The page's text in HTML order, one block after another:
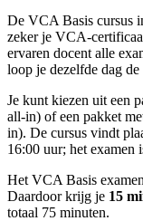
De VCA Basis cursus
zeker je VCA-
ervaren docent alle
loop je dezelfde dag
Je kunt kiezen uit een
all-in) of een pakket
in). De cursus vindt
16:00 uur; het examen
Het VCA Basis
Daardoor krijg je 15
totaal 75 minuten.